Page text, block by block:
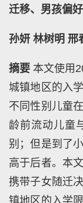
迁移、男孩偏
孙妍 林树明 邢
摘要 本文使用
城镇地区的入
不同性别儿童
龄前流动儿童
别；但是到了
高于后者。本
携带子女随迁
镇地区的入学